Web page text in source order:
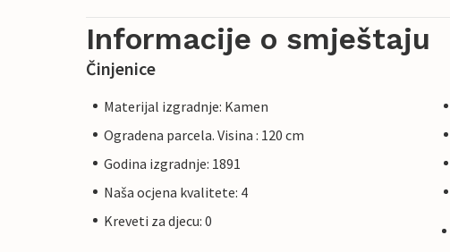
Informacije o smještaju
Činjenice
Materijal izgradnje: Kamen
Ogradena parcela. Visina : 120 cm
Godina izgradnje: 1891
Naša ocjena kvalitete: 4
Kreveti za djecu: 0